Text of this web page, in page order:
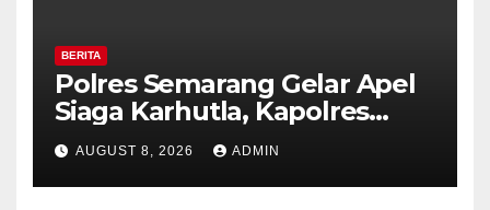
BERITA
Polres Semarang Gelar Apel
Siaga Karhutla, Kapolres
Tekankan Sinergi dan
Kesiapsiagaan Hadapi Musim
Kemarau.
AUGUST 8, 2026 ADMIN